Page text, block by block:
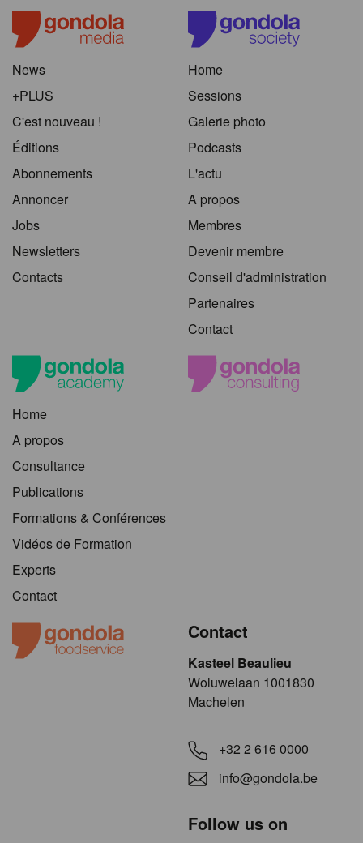
News
+PLUS
C'est nouveau !
Éditions
Abonnements
Annoncer
Jobs
Newsletters
Contacts
Home
Sessions
Galerie photo
Podcasts
L'actu
A propos
Membres
Devenir membre
Conseil d'administration
Partenaires
Contact
Home
A propos
Consultance
Publications
Formations & Conférences
Vidéos de Formation
Experts
Contact
Contact
Kasteel Beaulieu
​​​Woluwelaan 1001830
Machelen
+32 2 616 0000
info@gondola.be
Follow us on